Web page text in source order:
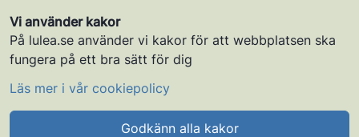
Vi använder kakor
På lulea.se använder vi kakor för att webbplatsen ska
fungera på ett bra sätt för dig
Läs mer i vår cookiepolicy
Godkänn alla kakor